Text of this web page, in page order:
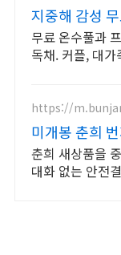
지중해 감성
화공간
무료 온수풀과
독채. 커플, 대
https://
미개봉 춘희
브랜드 중고거
춘희 새상품을
대화 없는 안전